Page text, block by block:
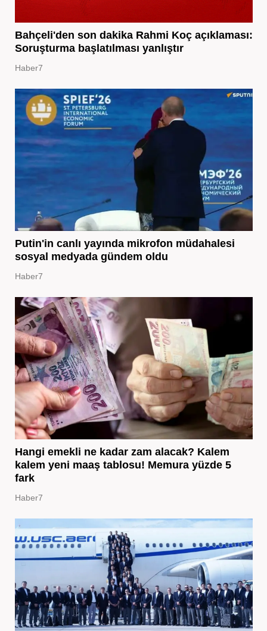
Bahçeli'den son dakika Rahmi Koç açıklaması:
Soruşturma başlatılması yanlıştır
Haber7
Putin'in canlı yayında mikrofon müdahalesi
sosyal medyada gündem oldu
Haber7
Hangi emekli ne kadar zam alacak? Kalem
kalem yeni maaş tablosu! Memura yüzde 5
fark
Haber7